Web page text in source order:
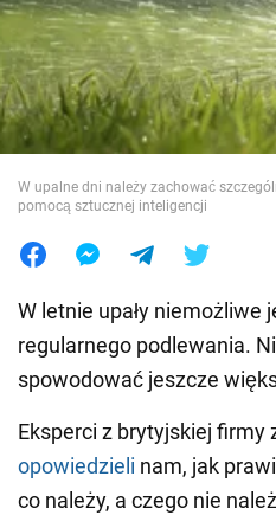
Wojna na Ukrainie
Świat
W upalne dni należy zachować
pomocą sztucznej inteligencji
W letnie upały
regularnego podlewania.
spowodować jeszcze
Eksperci z brytyjskiej
opowiedzieli nam, jak
co należy, a czego nie